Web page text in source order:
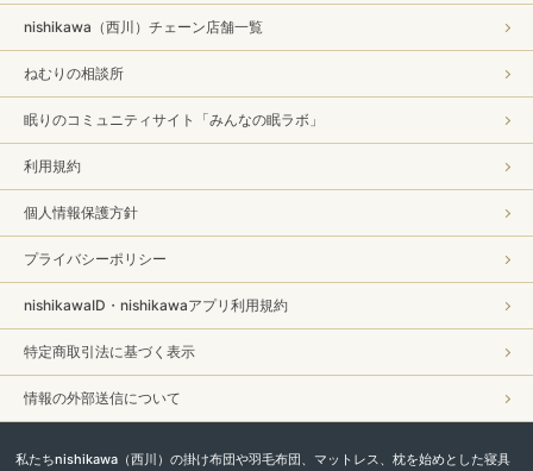
nishikawa（西川）チェーン店舗一覧
ねむりの相談所
眠りのコミュニティサイト「みんなの眠ラボ」
利用規約
個人情報保護方針
プライバシーポリシー
nishikawaID・nishikawaアプリ利用規約
特定商取引法に基づく表示
情報の外部送信について
私たちnishikawa（西川）の掛け布団や羽毛布団、マットレス、枕を始めとした寝具